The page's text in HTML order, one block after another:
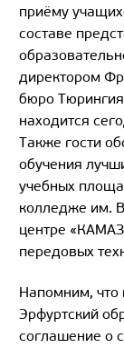
приёму
составе
директором
бюро
находится
Также гости
обучения
учебных
колледже им.
центре
передовых
Напомним, что
Эрфуртский
соглашение о